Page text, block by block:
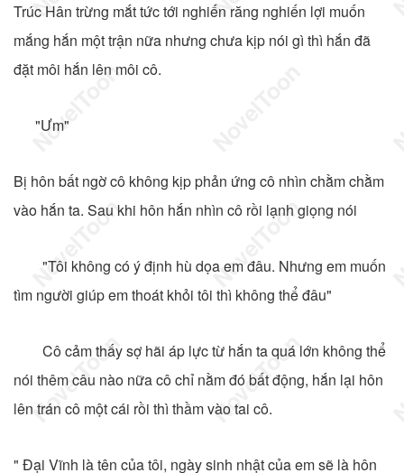
Trúc Hân trừng mắt tức tới nghiến răng nghiến lợi muốn
mắng hắn một trận nữa nhưng chưa kịp nói gì thì hắn đã
đặt môi hắn lên môi cô.
"Ưm"
Bị hôn bất ngờ cô không kịp phản ứng cô nhìn chằm chằm
vào hắn ta. Sau khi hôn hắn nhìn cô rồi lạnh giọng nói
"Tôi không có ý định hù dọa em đâu. Nhưng em muốn
tìm người giúp em thoát khỏi tôi thì không thể đâu"
Cô cảm thấy sợ hãi áp lực từ hắn ta quá lớn không thể
nói thêm câu nào nữa cô chỉ nằm đó bất động, hắn lại hôn
lên trán cô một cái rồi thì thầm vào tai cô.
" Đại Vĩnh là tên của tôi, ngày sinh nhật của em sẽ là hôn